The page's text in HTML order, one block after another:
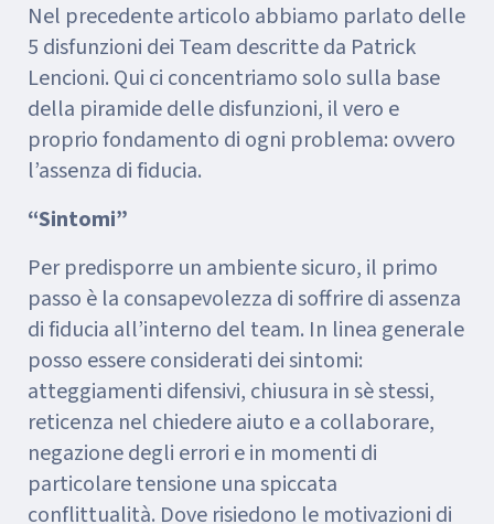
Nel precedente articolo abbiamo parlato delle
5 disfunzioni dei Team descritte da Patrick
Lencioni. Qui ci concentriamo solo sulla base
della piramide delle disfunzioni, il vero e
proprio fondamento di ogni problema: ovvero
l’assenza di fiducia.
“Sintomi”
Per predisporre un ambiente sicuro, il primo
passo è la consapevolezza di soffrire di assenza
di fiducia all’interno del team. In linea generale
posso essere considerati dei sintomi:
atteggiamenti difensivi, chiusura in sè stessi,
reticenza nel chiedere aiuto e a collaborare,
negazione degli errori e in momenti di
particolare tensione una spiccata
conflittualità. Dove risiedono le motivazioni di